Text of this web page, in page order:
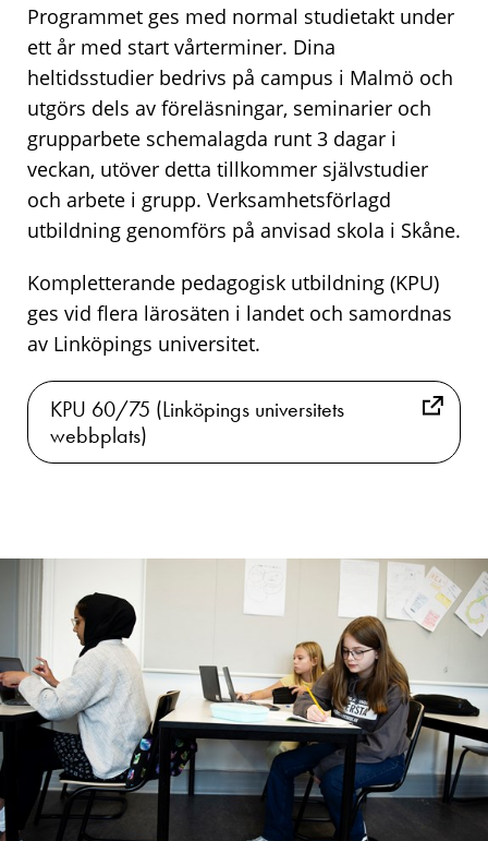
Programmet ges med normal studietakt under
ett år med start vårterminer. Dina
heltidsstudier bedrivs på campus i Malmö och
utgörs dels av föreläsningar, seminarier och
grupparbete schemalagda runt 3 dagar i
veckan, utöver detta tillkommer självstudier
och arbete i grupp. Verksamhetsförlagd
utbildning genomförs på anvisad skola i Skåne.
Kompletterande pedagogisk utbildning (KPU)
ges vid flera lärosäten i landet och samordnas
av Linköpings universitet.
KPU 60/75 (Linköpings universitets
webbplats)